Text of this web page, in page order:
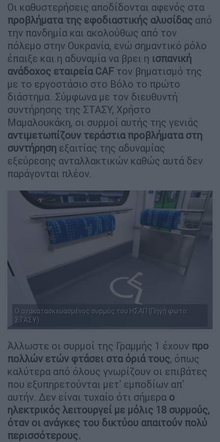
Οι καθυστερήσεις αποδίδονται αφενός στα
προβλήματα της εφοδιαστικής αλυσίδας από
την πανδημία και ακολούθως από τον
πόλεμο στην Ουκρανία, ενώ σημαντικό ρόλο
έπαιξε και η αδυναμία να βρει η ισπανική
ανάδοχος εταιρεία CAF τον βηματισμό της
με το εργοστάσιο στο Βόλο το πρώτο
διάστημα. Σύμφωνα με τον διευθυντή
συντήρησης της ΣΤΑΣΥ, Χρήστο
Μαμαλουκάκη, οι συρμοί αυτής της γενιάς
αντιμετωπίζουν τεράστια προβλήματα στη
συντήρηση εξαιτίας της αδυναμίας
εξεύρεσης ανταλλακτικών καθώς αυτά δεν
παράγονται πλέον.
Ο ανακατασκευασμένος συρμός του ΗΣΑΠ (Πηγή φωτο:
ΣΤΑΣΥ)
Άλλωστε οι συρμοί της Γραμμής 1 έχουν προ
πολλών ετών φτάσει στα όριά τους, όπως
καλύτερα από όλους γνωρίζουν οι επιβάτες
που εξυπηρετούνται μετ' εμποδίων απ'
αυτήν. Δεν είναι τυχαίο ότι σήμερα ο
ηλεκτρικός λειτουργεί με μόλις 18 συρμούς,
όταν οι ανάγκες του δικτύου απαιτούν πολύ
περισσότερους.